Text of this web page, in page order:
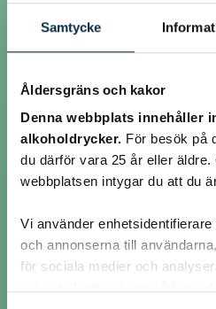
Samtycke
Åldersgräns och kakor
Denna webbplats innehåller
alkoholdrycker. För besök på
du därför vara 25 år eller
webbplatsen intygar du att du
Vi använder
och annonserna till
för sociala medier och
@marre73
Trolla(oj vad kul jag har med mig själv)
@marre73
@marre73